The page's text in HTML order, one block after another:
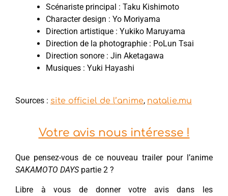
Scénariste principal : Taku Kishimoto
Character design : Yo Moriyama
Direction artistique : Yukiko Maruyama
Direction de la photographie : PoLun Tsai
Direction sonore : Jin Aketagawa
Musiques : Yuki Hayashi
Sources : site officiel de l’anime, natalie.mu
Votre avis nous intéresse !
Que pensez-vous de ce nouveau trailer pour l’anime
SAKAMOTO DAYSpartie 2 ?
Libre à vous de donner votre avis dans les